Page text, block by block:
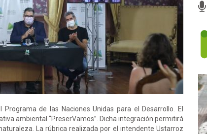
de las Naciones Unidas para el Desarrollo. El
ambiental “PreserVamos”. Dicha integración permitirá
La rúbrica realizada por el intendente Ustarroz